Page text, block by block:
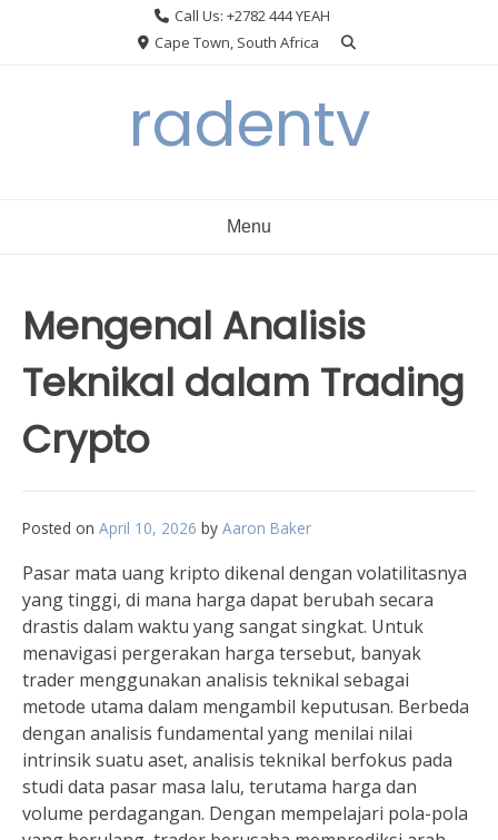
Call Us: +2782 444 YEAH
Cape Town, South Africa
radentv
Menu
Mengenal Analisis
Teknikal dalam Trading
Crypto
Posted on April 10, 2026 by Aaron Baker
Pasar mata uang kripto dikenal dengan volatilitasnya
yang tinggi, di mana harga dapat berubah secara
drastis dalam waktu yang sangat singkat. Untuk
menavigasi pergerakan harga tersebut, banyak
trader menggunakan analisis teknikal sebagai
metode utama dalam mengambil keputusan. Berbeda
dengan analisis fundamental yang menilai nilai
intrinsik suatu aset, analisis teknikal berfokus pada
studi data pasar masa lalu, terutama harga dan
volume perdagangan. Dengan mempelajari pola-pola